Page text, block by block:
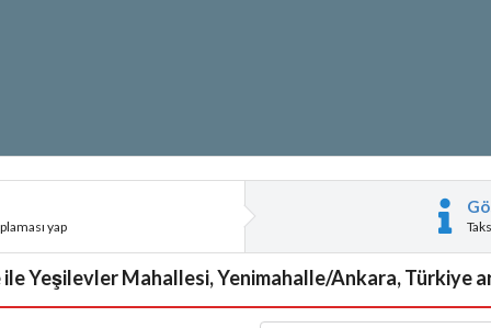
yap
Yeşilevler Mahallesi, Yenimahalle/Ankara, Türkiye